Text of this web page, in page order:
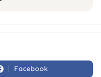
Facebook